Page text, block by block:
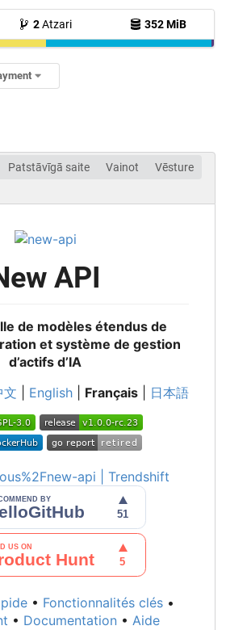
2Atzari 352 MiB
Patstāvīgā saite Vainot Vēsture
API
de modèles étendus de
et système de gestion
d’actifs d’IA
文 English Français 日本語
• Fonctionnalités clés•
• Documentation • Aide